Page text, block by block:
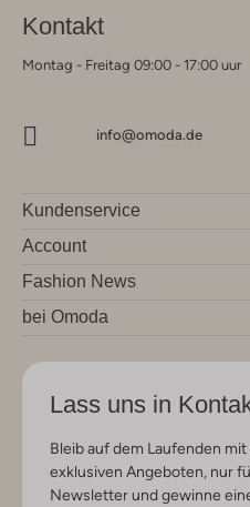
Kontakt
Montag - Freitag 09:00 - 17:00 uur
info@omoda.de
Kundenservice
Account
Fashion News
bei Omoda
Lass uns in
Bleib auf dem Laufenden
exklusiven Angeboten, nur
Newsletter und gewinne